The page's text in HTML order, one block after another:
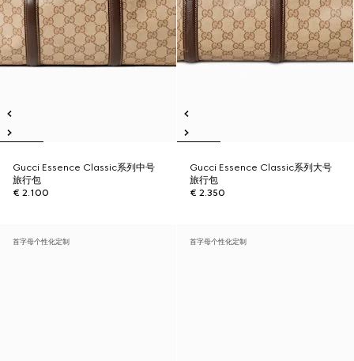
Gucci Essence Classic系列中号
旅行包
€ 2.100
Gucci Essence Classic系列大号
旅行包
€ 2.350
首字母个性化定制 首字母个性化定制